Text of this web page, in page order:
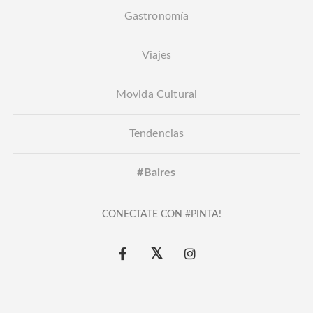
Gastronomía
Viajes
Movida Cultural
Tendencias
#Baires
CONECTATE CON #PINTA!